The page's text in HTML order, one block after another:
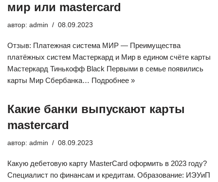
мир или mastercard
автор: admin 08.09.2023
Отзыв: Платежная система МИР — Преимущества
платёжных систем Мастеркард и Мир в едином счёте карты
Мастеркард Тинькофф Black Первыми в семье появились
карты Мир Сбербанка… Подробнее »
Какие банки выпускают карты
mastercard
автор: admin 08.09.2023
Какую дебетовую карту MasterCard оформить в 2023 году?
Специалист по финансам и кредитам. Образование: ИЭУиП